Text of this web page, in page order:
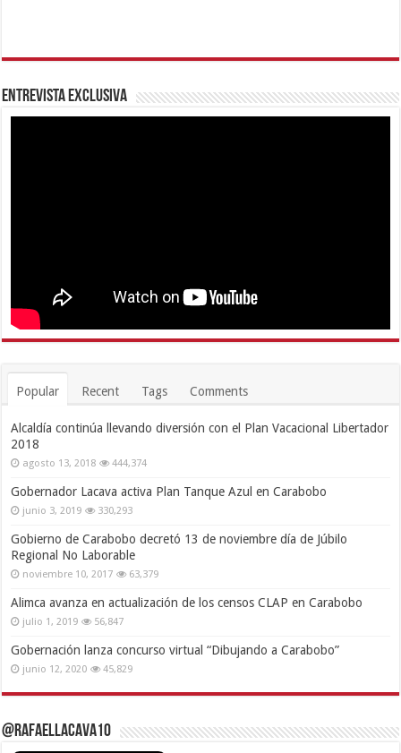
Entrevista Exclusiva
Popular Recent Tags Comments
Alcaldía continúa llevando diversión con el Plan Vacacional Libertador
2018
agosto 13, 2018 444,374
Gobernador Lacava activa Plan Tanque Azul en Carabobo
junio 3, 2019 330,293
Gobierno de Carabobo decretó 13 de noviembre día de Júbilo
Regional No Laborable
noviembre 10, 2017 63,379
Alimca avanza en actualización de los censos CLAP en Carabobo
julio 1, 2019 56,847
Gobernación lanza concurso virtual “Dibujando a Carabobo”
junio 12, 2020 45,829
@RafaelLacava10